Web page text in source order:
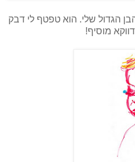
הגדול שלי. הוא טפטף לי דבק
מוסיף!